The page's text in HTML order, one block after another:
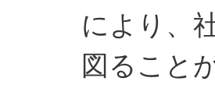
により、
図ること